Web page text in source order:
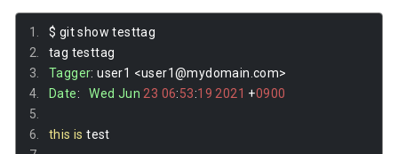
$ git show testtag
tag testtag
Tagger: user1 <user1@mydomain .com>
Date: Wed Jun 23 06:53:19 2021 +0900
this is test